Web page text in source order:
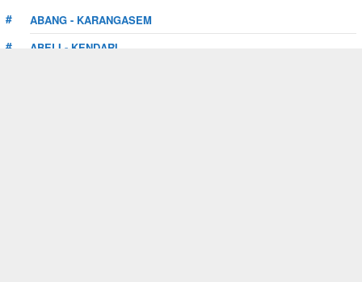
ABANG - KARANGASEM
ABELI - KENDARI